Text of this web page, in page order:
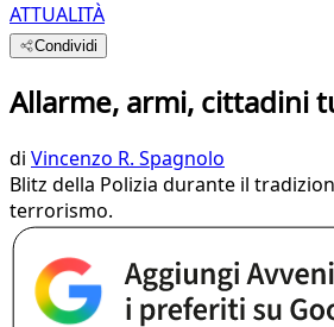
ATTUALITÀ
Condividi
Allarme, armi, cittadini
di Vincenzo R. Spagnolo
Blitz della Polizia durante il
terrorismo.